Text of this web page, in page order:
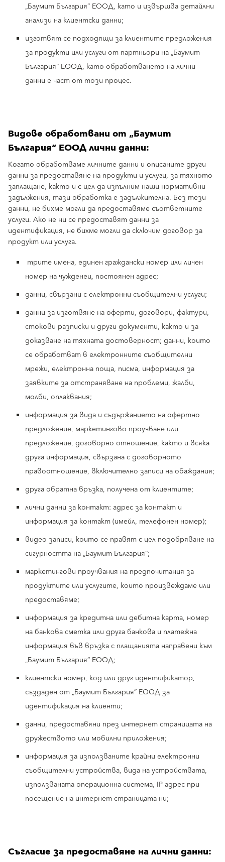
„Баумит България“ ЕООД, като и извършва детайлни
анализи на клиентски данни;
изготвят се подходящи за клиентите предложения
за продукти или услуги от партньори на „Баумит
България“ ЕООД, като обработването на лични
данни е част от този процес.
Видове обработвани от „Баумит
България“ ЕООД лични данни:
Когато обработваме личните данни и описаните други
данни за предоставяне на продукти и услуги, за тяхното
заплащане, както и с цел да изпълним наши нормативни
задължения, тази обработка е задължителна. Без тези
данни, не бихме могли да предоставяме съответните
услуги. Ако не ни се предоставят данни за
идентификация, не бихме могли да сключим договор за
продукт или услуга.
трите имена, единен граждански номер или личен
номер на чужденец, постоянен адрес;
данни, свързани с електронни съобщителни услуги;
данни за изготвяне на оферти, договори, фактури,
стокови разписки и други документи, както и за
доказване на тяхната достоверност; данни, които
се обработват в електронните съобщителни
мрежи, електронна поща, писма, информация за
заявките за отстраняване на проблеми, жалби,
молби, оплаквания;
информация за вида и съдържанието на офертно
предложение, маркетингово проучване или
предложение, договорно отношение, както и всяка
друга информация, свързана с договорното
правоотношение, включително записи на обаждания;
друга обратна връзка, получена от клиентите;
лични данни за контакт: адрес за контакт и
информация за контакт (имейл, телефонен номер);
видео записи, които се правят с цел подобряване на
сигурността на „Баумит България“;
маркетингови проучвания на предпочитания за
продуктите или услугите, които произвеждаме или
предоставяме;
информация за кредитна или дебитна карта, номер
на банкова сметка или друга банкова и платежна
информация във връзка с плащанията направени към
„Баумит България“ ЕООД;
клиентски номер, код или друг идентификатор,
създаден от „Баумит България“ ЕООД за
идентификация на клиенти;
данни, предоставяни през интернет страницата на
дружеството или мобилни приложения;
информация за използваните крайни електронни
съобщителни устройства, вида на устройствата,
използваната операционна система, IP адрес при
посещение на интернет страницата ни;
Съгласие за предоставяне на лични данни: